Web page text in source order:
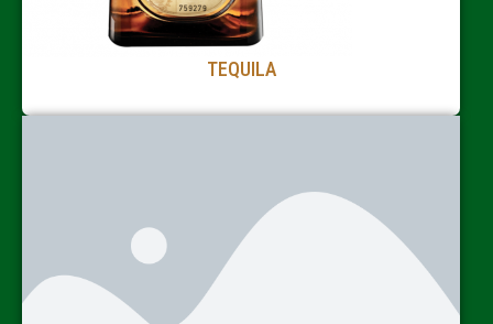
TEQUILA